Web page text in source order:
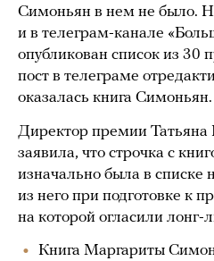
Симоньян в нем не было.
и в телеграм-канале
опубликован список из 30
пост в телеграме
оказалась книга Симоньян.
Директор премии Татьяна
заявила, что строчка с
изначально была в списке
из него при подготовке к
на которой огласили лонг-
Книга Маргариты